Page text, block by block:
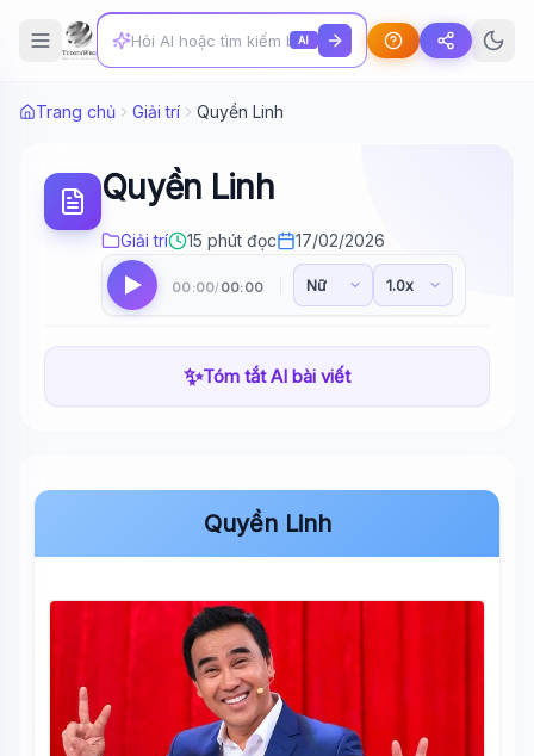
AI
Trang chủ Giải trí Quyền Linh
Quyền Linh
Giải trí 15 phút đọc 17/02/2026
00:00/ 00:00
✨Tóm tắt AI bài viết
Quyền Linh